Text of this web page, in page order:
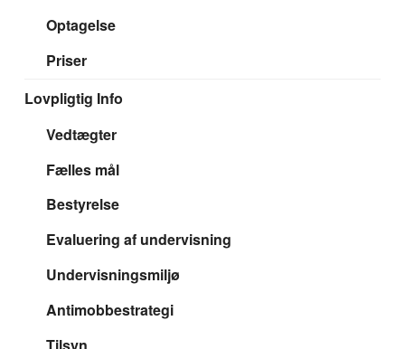
Optagelse
Priser
Lovpligtig Info
Vedtægter
Fælles mål
Bestyrelse
Evaluering af undervisning
Undervisningsmiljø
Antimobbestrategi
Tilsyn